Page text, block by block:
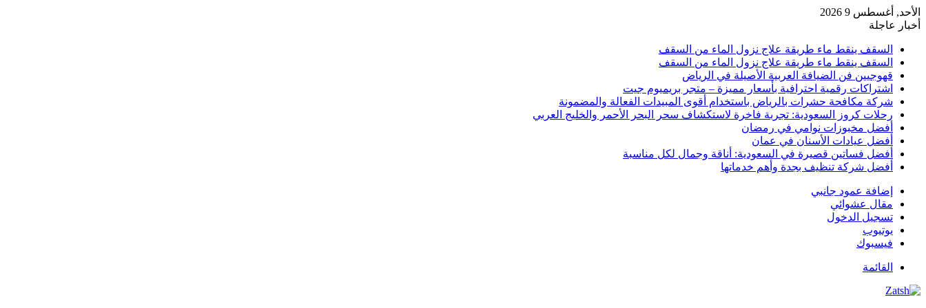
الأحد, أغسطس 9 2026
أخبار عاجلة
السقف ينقط ماء طريقة علاج نزول الماء من السقف
السقف ينقط ماء طريقة علاج نزول الماء من السقف
قهوجيين فن الضيافة العربية الأصيلة في الرياض
اشتراكات رقمية احترافية بأسعار مميزة – متجر بريميوم جيت
شركة مكافحة حشرات بالرياض باستخدام أقوى المبيدات الفعالة والمضمونة
رحلات كروز السعودية: تجربة فاخرة لاستكشاف سحر البحر الأحمر والخليج العربي
أفضل مخبوزات نوامي في رمضان
أفضل عيادات الأسنان في عمان
أفضل فساتين قصيرة في السعودية: أناقة وجمال لكل مناسبة
أفضل شركة تنظيف بجدة وأهم خدماتها
إضافة عمود جانبي
مقال عشوائي
تسجيل الدخول
يوتيوب
فيسبوك
القائمة